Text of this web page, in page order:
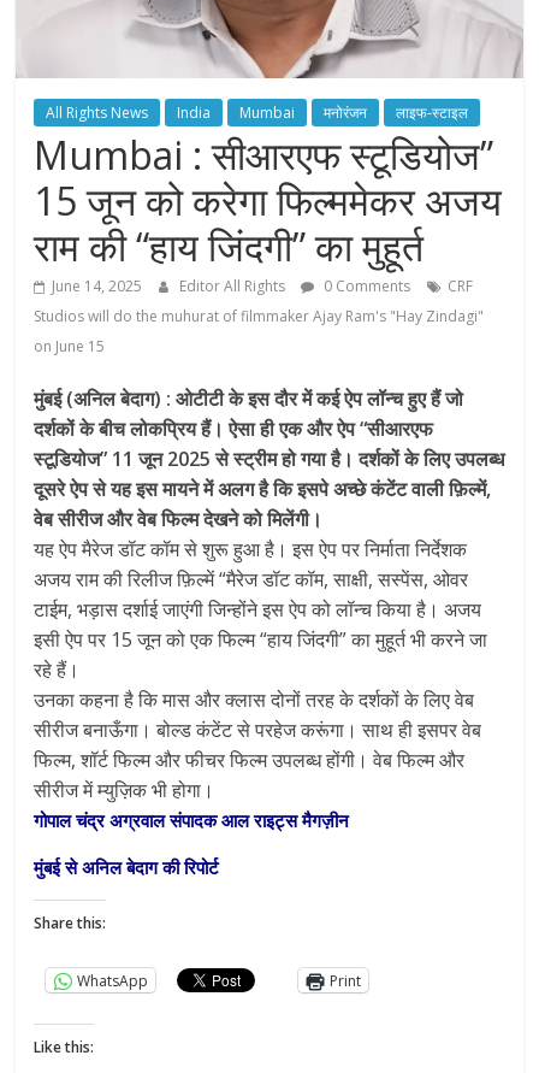
All Rights News India Mumbai मनोरंजन लाइफ-स्टाइल
Mumbai : सीआरएफ स्टूडियोज”
15 जून को करेगा फिल्ममेकर अजय
राम की “हाय जिंदगी” का मुहूर्त
June 14, 2025 Editor All Rights 0 Comments
CRF
Studios will do the muhurat of filmmaker Ajay Ram's "Hay Zindagi"
on June 15
मुंबई (अनिल बेदाग) : ओटीटी के इस दौर में कई ऐप लॉन्च हुए हैं जो
दर्शकों के बीच लोकप्रिय हैं। ऐसा ही एक और ऐप “सीआरएफ
स्टूडियोज” 11 जून 2025 से स्ट्रीम हो गया है। दर्शकों के लिए उपलब्ध
दूसरे ऐप से यह इस मायने में अलग है कि इसपे अच्छे कंटेंट वाली फ़िल्में,
वेब सीरीज और वेब फिल्म देखने को मिलेंगी।
यह ऐप मैरेज डॉट कॉम से शुरू हुआ है। इस ऐप पर निर्माता निर्देशक
अजय राम की रिलीज फ़िल्में “मैरेज डॉट कॉम, साक्षी, सस्पेंस, ओवर
टाईम, भड़ास दर्शाई जाएंगी जिन्होंने इस ऐप को लॉन्च किया है। अजय
इसी ऐप पर 15 जून को एक फिल्म “हाय जिंदगी” का मुहूर्त भी करने जा
रहे हैं।
उनका कहना है कि मास और क्लास दोनों तरह के दर्शकों के लिए वेब
सीरीज बनाऊँगा। बोल्ड कंटेंट से परहेज करूंगा। साथ ही इसपर वेब
फिल्म, शॉर्ट फिल्म और फीचर फिल्म उपलब्ध होंगी। वेब फिल्म और
सीरीज में म्युज़िक भी होगा।
गोपाल चंद्र अग्रवाल संपादक आल राइट्स मैगज़ीन
मुंबई से अनिल बेदाग की रिपोर्ट
Share this:
WhatsApp Print
Like this: